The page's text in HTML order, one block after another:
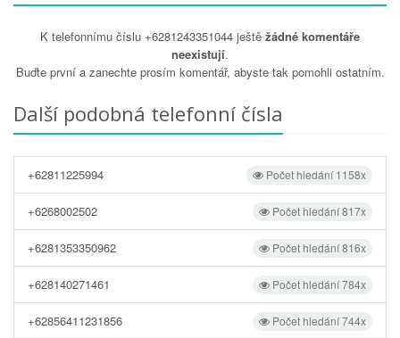
K telefonnímu číslu +6281243351044 ještě žádné komentáře
neexistují.
Buďte první a zanechte prosím komentář, abyste tak pomohli ostatním.
Další podobná telefonní čísla
Počet hledání 1158x
+62811225994
Počet hledání 817x
+6268002502
Počet hledání 816x
+6281353350962
Počet hledání 784x
+628140271461
Počet hledání 744x
+62856411231856